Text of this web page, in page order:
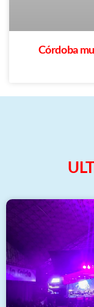
Córdoba